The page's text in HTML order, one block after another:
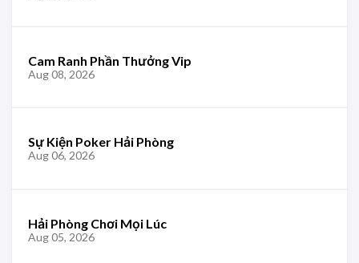
Cam Ranh Phần Thưởng Vip
Aug 08, 2026
Sự Kiện Poker Hải Phòng
Aug 06, 2026
Hải Phòng Chơi Mọi Lúc
Aug 05, 2026